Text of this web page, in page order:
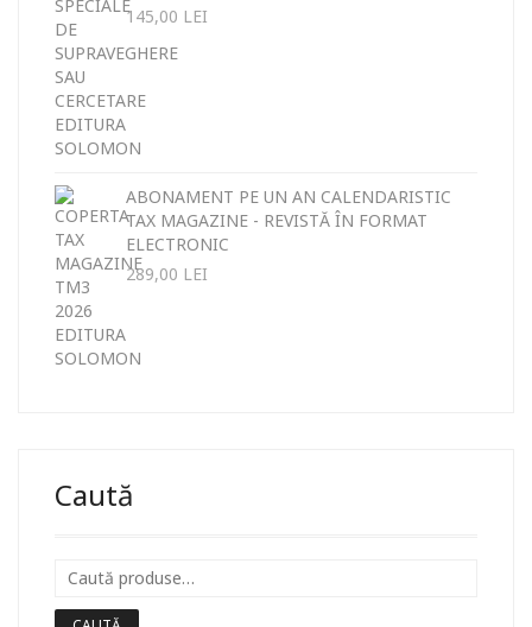
145,00 LEI
ABONAMENT PE UN AN CALENDARISTIC
TAX MAGAZINE - REVISTĂ ÎN FORMAT
ELECTRONIC
289,00 LEI
Caută